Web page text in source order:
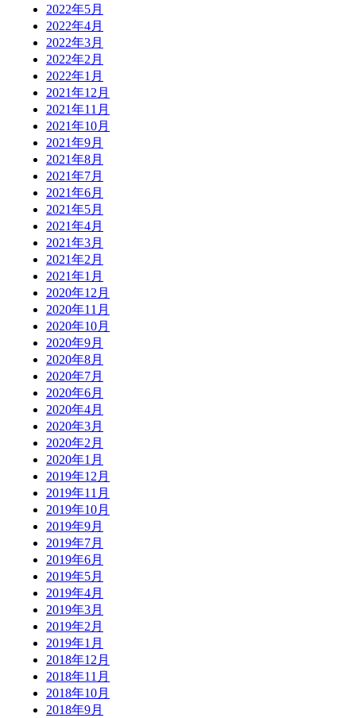
2022年5月
2022年4月
2022年3月
2022年2月
2022年1月
2021年12月
2021年11月
2021年10月
2021年9月
2021年8月
2021年7月
2021年6月
2021年5月
2021年4月
2021年3月
2021年2月
2021年1月
2020年12月
2020年11月
2020年10月
2020年9月
2020年8月
2020年7月
2020年6月
2020年4月
2020年3月
2020年2月
2020年1月
2019年12月
2019年11月
2019年10月
2019年9月
2019年7月
2019年6月
2019年5月
2019年4月
2019年3月
2019年2月
2019年1月
2018年12月
2018年11月
2018年10月
2018年9月